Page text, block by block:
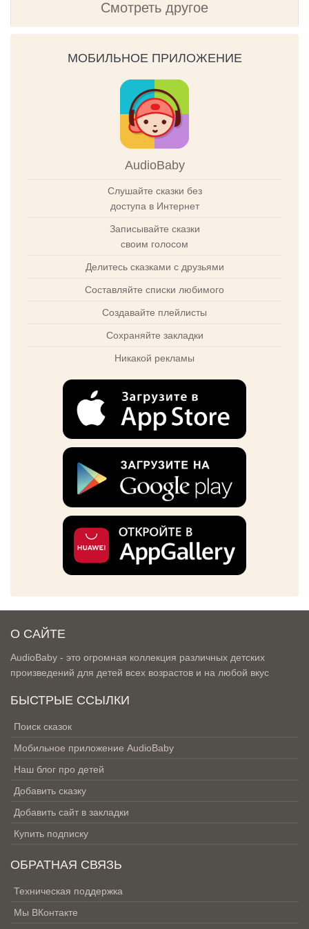
Смотреть другое
МОБИЛЬНОЕ ПРИЛОЖЕНИЕ
AudioBaby
Слушайте сказки без
доступа в Интернет
Записывайте сказки
своим голосом
Делитесь сказками с друзьями
Составляйте списки любимого
Создавайте плейлисты
Сохраняйте закладки
Никакой рекламы
О САЙТЕ
AudioBaby - это огромная коллекция различных детских
произведений для детей всех возрастов и на любой вкус
БЫСТРЫЕ ССЫЛКИ
Поиск сказок
Мобильное приложение AudioBaby
Наш блог про детей
Добавить сказку
Добавить сайт в закладки
Купить подписку
ОБРАТНАЯ СВЯЗЬ
Техническая поддержка
Мы ВКонтакте